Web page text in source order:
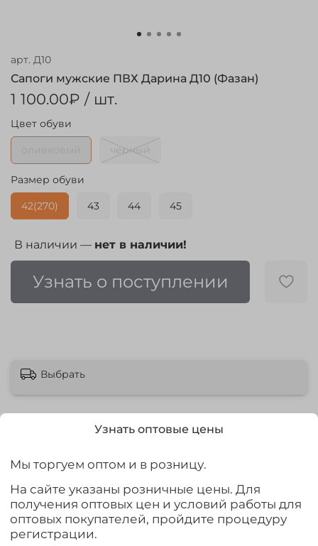
арт. Д10
Сапоги мужские ПВХ Дарина Д10 (Фазан)
1 100.00₽ / шт.
В наличии — нет в наличии!
Узнать о поступлении
Цвет обуви
черный
Размер обуви
42(270) 43 44 45
Выбрать
Описание
Сапоги «Фазан» изготовлены методом
двухкомпонентного литья. В них нет ни единого шва,
куда могла бы попасть вода. 30-сантиметровое
голенище предотвращает попадание внутрь воды,
Узнать оптовые цены
Мы торгуем оптом и в розницу.
На сайте указаны розничные цены. Для
получения оптовых цен и условий работы для
оптовых покупателей, пройдите процедуру
регистрации.